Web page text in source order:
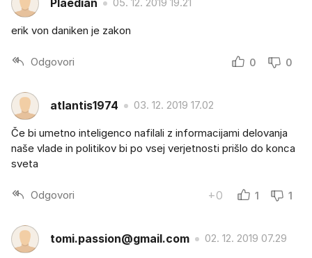
Plaedian 05. 12. 2019 19.21
erik von daniken je zakon
Odgovori 0 0
atlantis1974 03. 12. 2019 17.02
Če bi umetno inteligenco nafilali z informacijami delovanja
naše vlade in politikov bi po vsej verjetnosti prišlo do konca
sveta
Odgovori +0 1 1
tomi.passion@gmail.com 02. 12. 2019 07.29